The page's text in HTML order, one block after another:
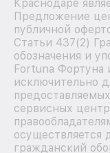
Краснодаре
Предложение
публичной
Статьи 437(2)
обозначения и
Fortuna Фортуна
исключительно
сервисных
осуществляется
гражданский